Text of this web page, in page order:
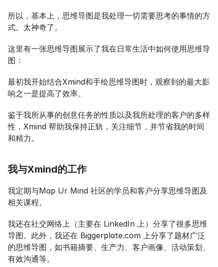
所以，基本上，思维导图是我处理一切需要思考的事情的方
式。太神奇了。
这里有一张思维导图展示了我在日常生活中如何使用思维导
图：
最初我开始结合Xmind和手绘思维导图时，观察到的最大影
响之一是提高了效率。
鉴于我所从事的创意任务的性质以及我所处理的客户的多样
性，Xmind 帮助我保持正轨，关注细节，并节省我的时间
和精力。
我与Xmind的工作
我定期与Map Ur Mind 社区的学员和客户分享思维导图及
相关课程。
我还在社交网络上（主要在 LinkedIn 上）分享了很多思维
导图。此外，我还在 Biggerplate.com 上分享了题材广泛
的思维导图，如书籍摘要、生产力、客户画像、活动策划、
有效沟通等。